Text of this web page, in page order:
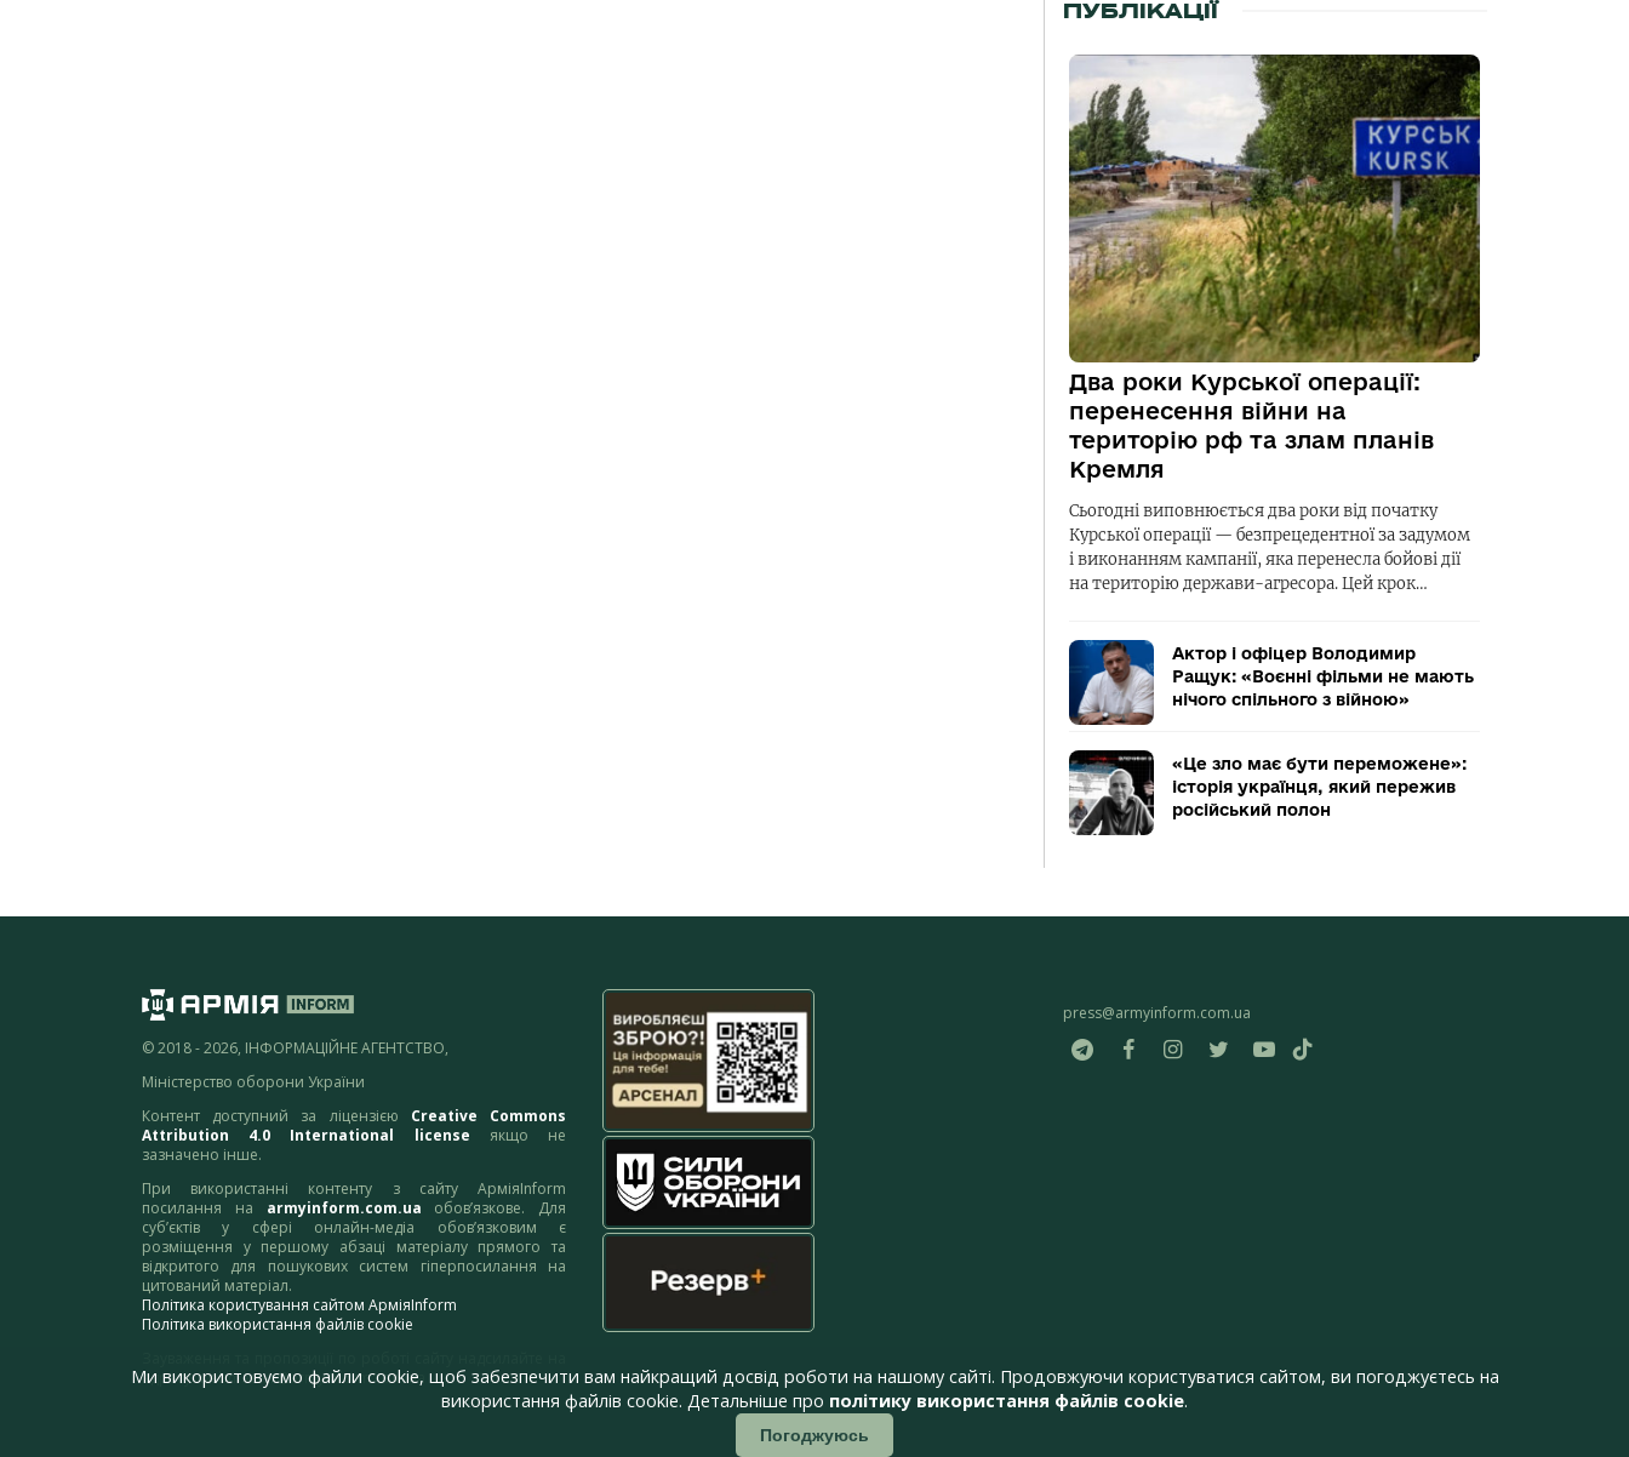
ПУБЛІКАЦІЇ
Два роки Курської операції:
перенесення війни на
територію рф та злам планів
Кремля
Сьогодні виповнюється два роки від початку
Курської операції — безпрецедентної за задумом
і виконанням кампанії, яка перенесла бойові дії
на територію держави-агресора. Цей крок…
Актор і офіцер Володимир
Ращук: «Воєнні фільми не мають
нічого спільного з війною»
«Це зло має бути переможене»:
історія українця, який пережив
російський полон
© 2018 - 2026, ІНФОРМАЦІЙНЕ АГЕНТСТВО,
Міністерство оборони України
Контент доступний за ліцензією Creative Commons
Attribution 4.0 International license якщо не
зазначено інше.
При використанні контенту з сайту АрміяInform
посилання на armyinform.com.ua обов’язкове. Для
суб’єктів у сфері онлайн-медіа обов’язковим є
розміщення у першому абзаці матеріалу прямого та
відкритого для пошукових систем гіперпосилання на
цитований матеріал.
Політика користування сайтом АрміяInform
Політика використання файлів cookie
адресу:webmaster@armyinform.com.ua
press@armyinform.com.ua
Ми використовуємо файли cookie, щоб забезпечити вам найкращий досвід роботи на нашому сайті. Продовжуючи користуватися сайтом, ви погоджуєтесь на
використання файлів cookie. Детальніше про політику використання файлів cookie.
Погоджуюсь